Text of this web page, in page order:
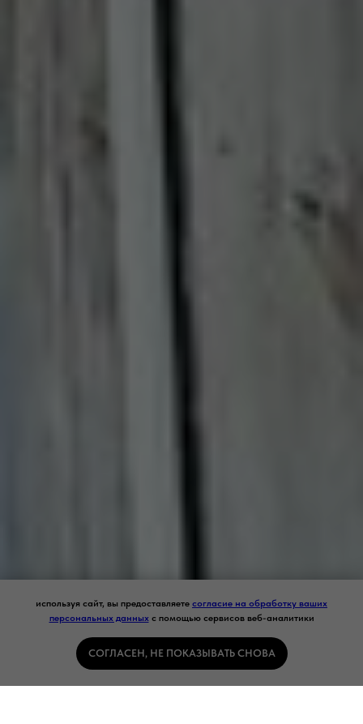
используя сайт, вы предоставляете согласие на обработку ваших
персональных данныхс помощью сервисов веб-аналитики
СОГЛАСЕН, НЕ ПОКАЗЫВАТЬ СНОВА